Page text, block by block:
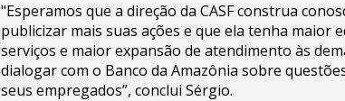
"Esperamos que a direção da CASF construa
publicizar mais suas ações e que ela tenha maior
serviços e maior expansão de atendimento às
dialogar com o Banco da Amazônia sobre
seus empregados”, conclui Sérgio.